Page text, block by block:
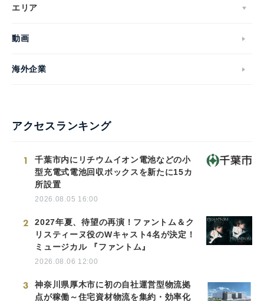
エリア
動画
海外企業
アクセスランキング
1
千葉市内にリチウムイオン電池などの小
型充電式電池回収ボックスを新たに15カ
所設置
2026.08.05 16:00
2
2027年夏、待望の再演！ファントム＆ク
リスティーヌ役のWキャスト4名が決定！
ミュージカル 『ファントム』
2026.08.06 12:00
3
神奈川県厚木市に初の自社運営型物流拠
点が稼働～住宅資材物流を集約・効率化